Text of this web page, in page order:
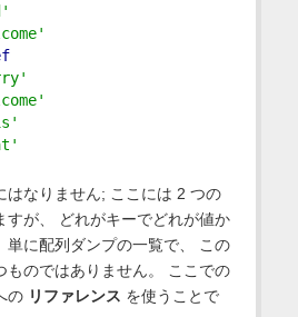
はなりません; ここには 2 つの
すが、 どれがキーでどれが値か
単に配列ダンプの一覧で、 この
ものではありません。 ここでの
の リファレンス を使うことで